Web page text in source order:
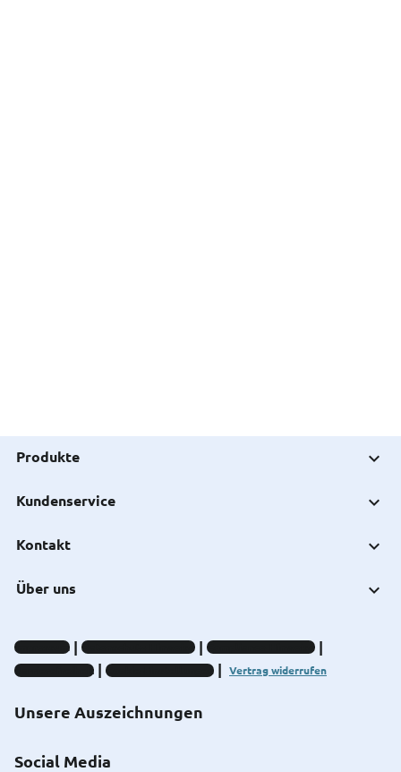
Produkte
Kundenservice
Kontakt
Über uns
Unsere Auszeichnungen
Impressum Datenschutz-Hinweise
Compliance-Hinweise
Barrierefreiheit
Cookie-Einstellungen Vertrag widerrufen
Social Media